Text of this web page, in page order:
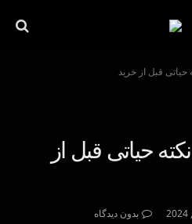
طلای آب شده: 6 نکته حیاتی قبل از
بدون دیدگاه